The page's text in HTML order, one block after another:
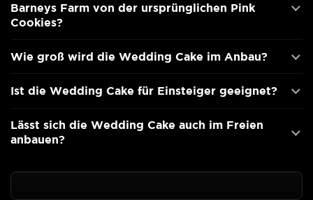
Barneys Farm von der ursprünglichen Pink
Cookies?
Wie groß wird die Wedding Cake im Anbau?
Ist die Wedding Cake für Einsteiger geeignet?
Lässt sich die Wedding Cake auch im Freien
anbauen?